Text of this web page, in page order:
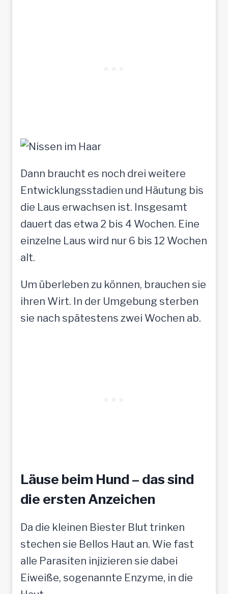
Dann braucht es noch drei weitere
Entwicklungsstadien und Häutung bis
die Laus erwachsen ist. Insgesamt
dauert das etwa 2 bis 4 Wochen. Eine
einzelne Laus wird nur 6 bis 12 Wochen
alt.
Um überleben zu können, brauchen sie
ihren Wirt. In der Umgebung sterben
sie nach spätestens zwei Wochen ab.
Läuse beim Hund – das sind
die ersten Anzeichen
Da die kleinen Biester Blut trinken
stechen sie Bellos Haut an. Wie fast
alle Parasiten injizieren sie dabei
Eiweiße, sogenannte Enzyme, in die